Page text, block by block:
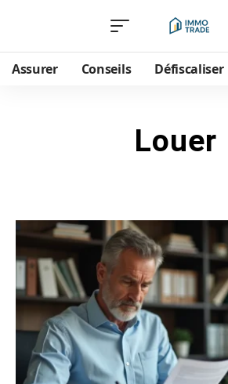
Assurer Conseils Défiscaliser
Louer